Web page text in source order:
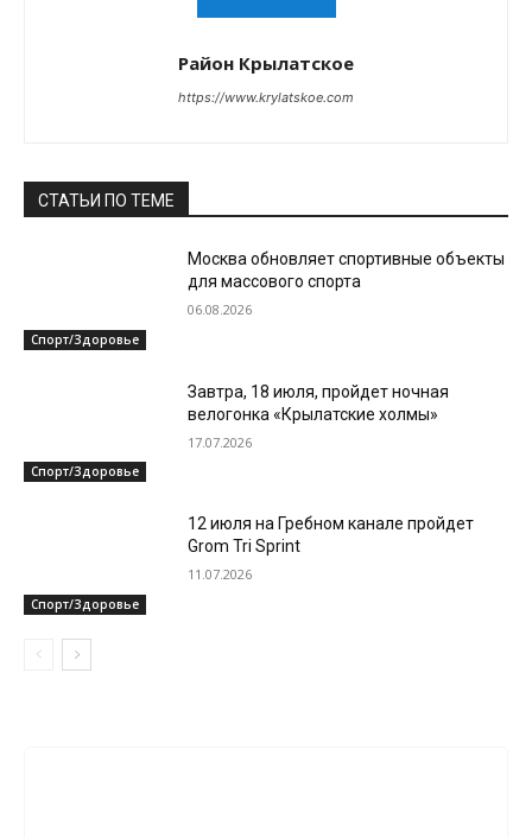
Район Крылатское
https://www.krylatskoe.com
СТАТЬИ ПО ТЕМЕ
Спорт/Здоровье
Москва обновляет спортивные объекты
для массового спорта
06.08.2026
Спорт/Здоровье
Завтра, 18 июля, пройдет ночная
велогонка «Крылатские холмы»
17.07.2026
Спорт/Здоровье
12 июля на Гребном канале пройдет
Grom Tri Sprint
11.07.2026